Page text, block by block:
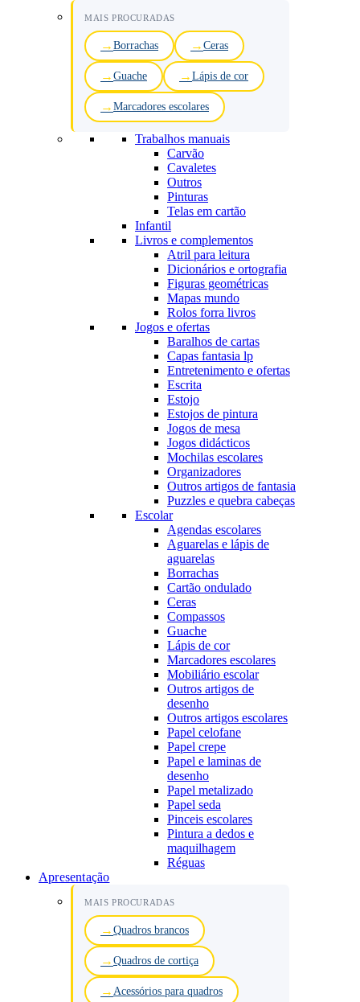
MAIS PROCURADAS
Borrachas Ceras
Guache Lápis de cor
Marcadores escolares
Trabalhos manuais
Carvão
Cavaletes
Outros
Pinturas
Telas em cartão
Infantil
Livros e complementos
Atril para leitura
Dicionários e ortografia
Figuras geométricas
Mapas mundo
Rolos forra livros
Jogos e ofertas
Baralhos de cartas
Capas fantasia lp
Entretenimento e ofertas
Escrita
Estojo
Estojos de pintura
Jogos de mesa
Jogos didácticos
Mochilas escolares
Organizadores
Outros artigos de fantasia
Puzzles e quebra cabeças
Escolar
Agendas escolares
Aguarelas e lápis de
aguarelas
Borrachas
Cartão ondulado
Ceras
Compassos
Guache
Lápis de cor
Marcadores escolares
Mobiliário escolar
Outros artigos de
desenho
Outros artigos escolares
Papel celofane
Papel crepe
Papel e laminas de
desenho
Papel metalizado
Papel seda
Pinceis escolares
Pintura a dedos e
maquilhagem
Réguas
Apresentação
MAIS PROCURADAS
Quadros brancos
Quadros de cortiça
Acessórios para quadros